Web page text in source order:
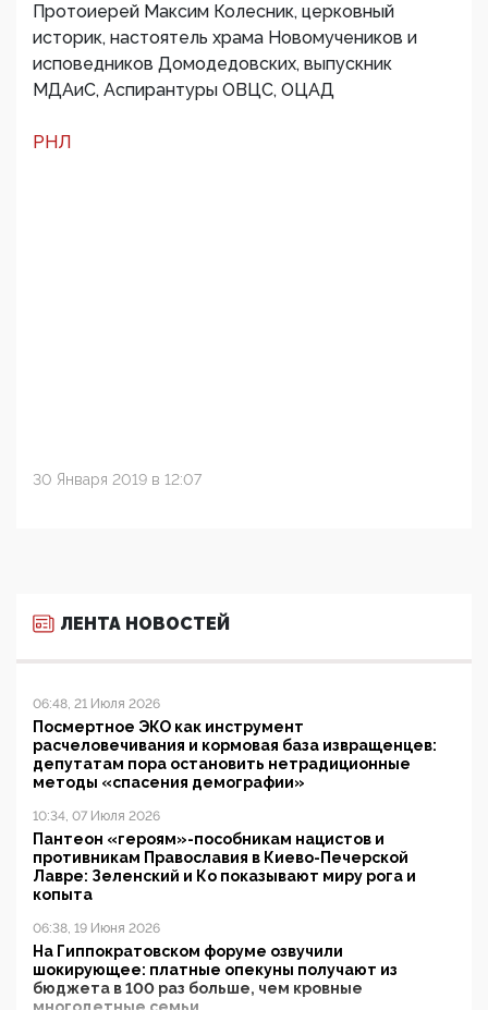
Протоиерей Максим Колесник, церковный
историк, настоятель храма Новомучеников и
исповедников Домодедовских, выпускник
МДАиС, Аспирантуры ОВЦС, ОЦАД
РНЛ
30 Января 2019 в 12:07
ЛЕНТА НОВОСТЕЙ
06:48, 21 Июля 2026
Посмертное ЭКО как инструмент
расчеловечивания и кормовая база извращенцев:
депутатам пора остановить нетрадиционные
методы «спасения демографии»
10:34, 07 Июля 2026
Пантеон «героям»-пособникам нацистов и
противникам Православия в Киево-Печерской
Лавре: Зеленский и Ко показывают миру рога и
копыта
06:38, 19 Июня 2026
На Гиппократовском форуме озвучили
шокирующее: платные опекуны получают из
бюджета в 100 раз больше, чем кровные